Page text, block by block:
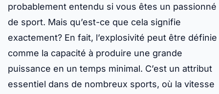
probablement entendu si vous êtes un passionné
de sport. Mais qu’est-ce que cela signifie
exactement? En fait, l’explosivité peut être définie
comme la capacité à produire une grande
puissance en un temps minimal. C’est un attribut
essentiel dans de nombreux sports, où la vitesse